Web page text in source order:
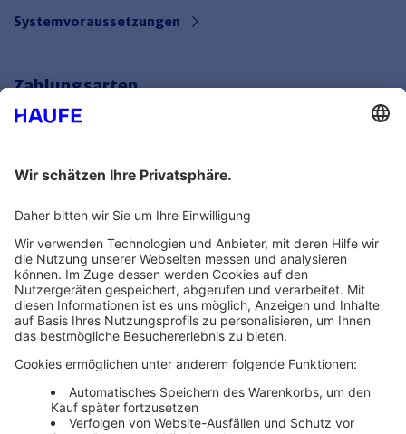
Systemvoraussetzungen
Zahlungsarten
Themenwelten und Produktschulungen